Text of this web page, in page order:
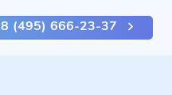
8 (495) 666-23-37